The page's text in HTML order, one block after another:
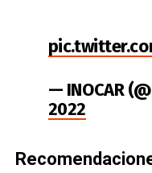
— INOCAR
2022